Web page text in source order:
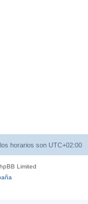
horarios son UTC+02:00
Limited